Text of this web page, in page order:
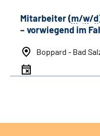
Mitarbeiter (m/w/d
– vorwiegend im
Boppard - Bad